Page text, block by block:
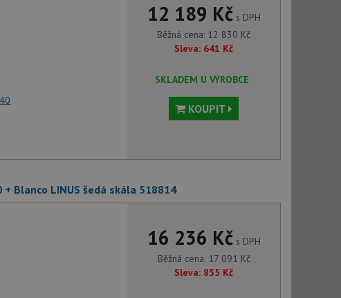
12 189 Kčs DPH
Běžná cena: 12 830 Kč
Sleva: 641 Kč
SKLADEM U VÝROBCE
KOUPIT
+ Blanco LINUS šedá skála 518814
16 236 Kčs DPH
Běžná cena: 17 091 Kč
Sleva: 855 Kč